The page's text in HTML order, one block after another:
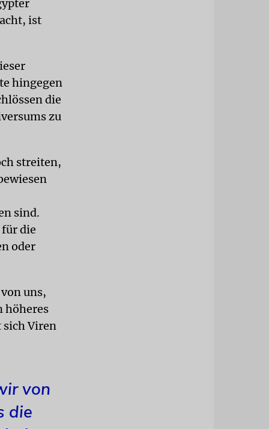
ist
hingegen
die
zu
streiten,
sind.
die
oder
uns,
höheres
sich Viren
von
die